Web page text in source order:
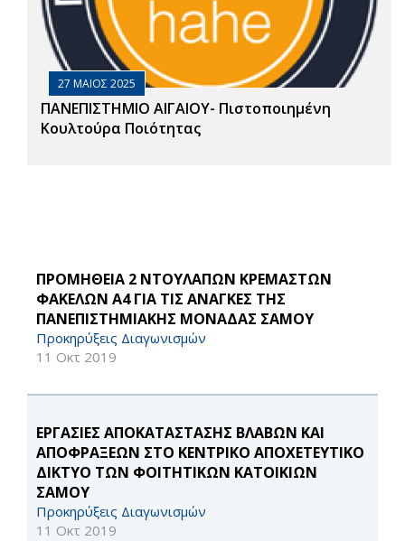
27 ΜΑΙΟΣ 2025
ΠΑΝΕΠΙΣΤΗΜΙΟ ΑΙΓΑΙΟΥ- Πιστοποιημένη
Κουλτούρα Ποιότητας
ΠΡΟΜΗΘΕΙΑ 2 ΝΤΟΥΛΑΠΩΝ ΚΡΕΜΑΣΤΩΝ
ΦΑΚΕΛΩΝ Α4 ΓΙΑ ΤΙΣ ΑΝΑΓΚΕΣ ΤΗΣ
ΠΑΝΕΠΙΣΤΗΜΙΑΚΗΣ ΜΟΝΑΔΑΣ ΣΑΜΟΥ
Προκηρύξεις Διαγωνισμών
11 Οκτ 2019
ΕΡΓΑΣΙΕΣ ΑΠΟΚΑΤΑΣΤΑΣΗΣ ΒΛΑΒΩΝ ΚΑΙ
ΑΠΟΦΡΑΞΕΩΝ ΣΤΟ ΚΕΝΤΡΙΚΟ ΑΠΟΧΕΤΕΥΤΙΚΟ
ΔΙΚΤΥΟ ΤΩΝ ΦΟΙΤΗΤΙΚΩΝ ΚΑΤΟΙΚΙΩΝ
ΣΑΜΟΥ
Προκηρύξεις Διαγωνισμών
11 Οκτ 2019